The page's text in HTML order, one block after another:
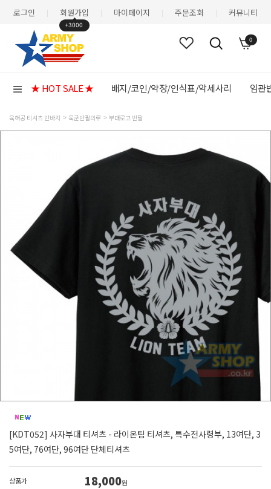
로그인 회원가입
+3000
마이페이지 주문조회 커뮤니티
0
★ HOT SALE ★ 배지/코인/약장/인식표/악세사리 임관
육해공 티셔츠 반바지 육군반팔의류 부대로고 반팔
[KDT052] 사자부대 티셔츠 - 라이온팀 티셔츠, 특수전사령부, 13여단, 3
5여단, 76여단, 96여단 단체티셔츠
상품가 18,000원